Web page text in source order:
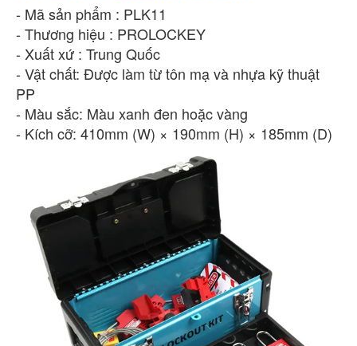
- Mã sản phẩm : PLK11
- Thương hiệu : PROLOCKEY
- Xuất xứ : Trung Quốc
- Vật chất: Được làm từ tôn mạ và nhựa kỹ thuật
PP
- Màu sắc: Màu xanh đen hoặc vàng
- Kích cỡ: 410mm (W) × 190mm (H) × 185mm (D)